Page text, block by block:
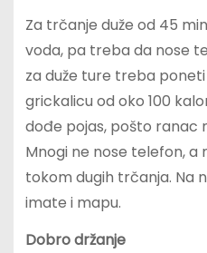
Za trčanje duže od 45
voda, pa treba da nose
za duže ture treba
grickalicu od oko 100
dođe pojas, pošto ranac
Mnogi ne nose telefon, a
tokom dugih trčanja. Na
imate i mapu.
Dobro držanje